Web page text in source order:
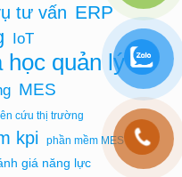
tư vấn ERP
IoT
học quản lý
MES
cứu thị trường
kpi phần mềm MES
giá năng lực